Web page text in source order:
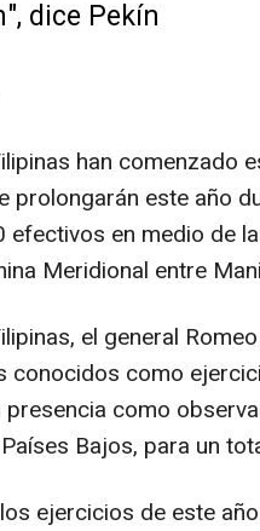
dice Pekín
han comenzado
prolongarán este año
en medio de
Meridional entre
el general
conocidos como
como
Bajos, para un
ejercicios de este